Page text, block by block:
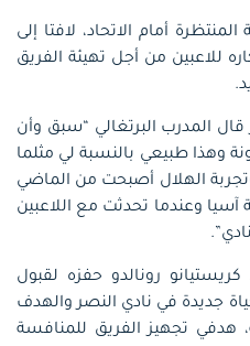
أمام الاتحاد، لافتا إلى
للاعبين من أجل تهيئة الفريق
المدرب البرتغالي “سبق وأن
وهذا طبيعي بالنسبة لي مثلما
الهلال أصبحت من الماضي
وعندما تحدثت مع اللاعبين
رونالدو حفزه لقبول
جديدة في نادي النصر والهدف
هدفي تجهيز الفريق للمنافسة